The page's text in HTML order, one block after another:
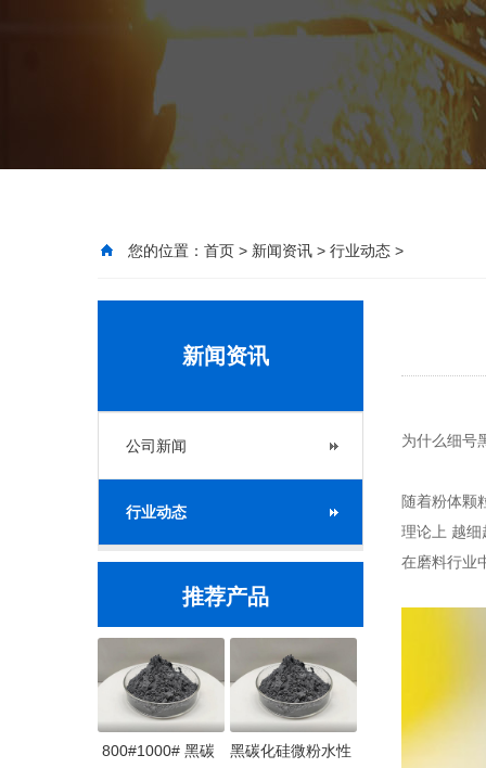
您的位置： 首页 > 新闻资讯 > 行业动态 >
新闻资讯
公司新闻
行业动态
推荐产品
800#1000# 黑碳 黑碳化硅微粉水性
为什么细号
随着粉体颗
理论上 越细
在磨料行业